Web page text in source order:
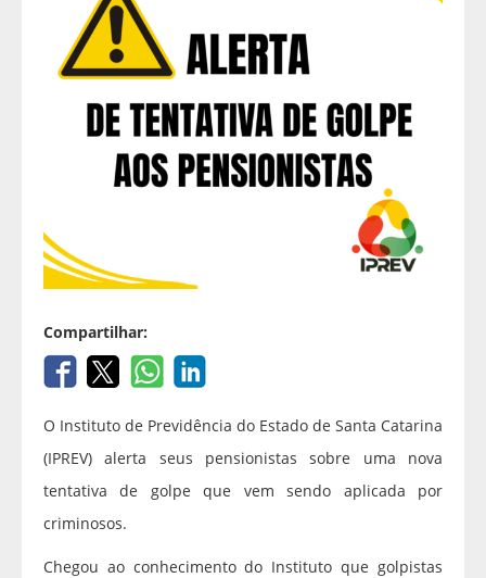
Compartilhar:
O Instituto de Previdência do Estado de Santa Catarina
(IPREV) alerta seus pensionistas sobre uma nova
tentativa de golpe que vem sendo aplicada por
criminosos.
Chegou ao conhecimento do Instituto que golpistas